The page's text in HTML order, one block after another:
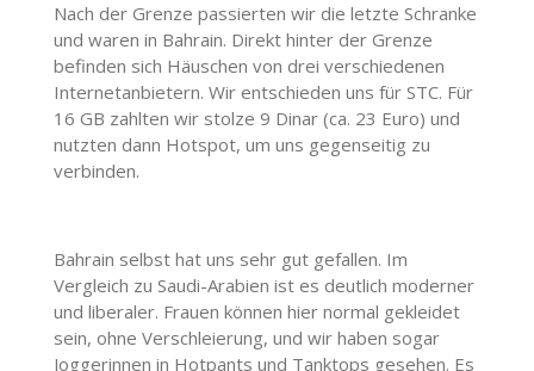
Nach der Grenze passierten wir die letzte Schranke
und waren in Bahrain. Direkt hinter der Grenze
befinden sich Häuschen von drei verschiedenen
Internetanbietern. Wir entschieden uns für STC. Für
16 GB zahlten wir stolze 9 Dinar (ca. 23 Euro) und
nutzten dann Hotspot, um uns gegenseitig zu
verbinden.
Bahrain selbst hat uns sehr gut gefallen. Im
Vergleich zu Saudi-Arabien ist es deutlich moderner
und liberaler. Frauen können hier normal gekleidet
sein, ohne Verschleierung, und wir haben sogar
Joggerinnen in Hotpants und Tanktops gesehen. Es